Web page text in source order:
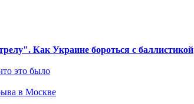
Как Украине бороться с баллистикой
это было
в Москве